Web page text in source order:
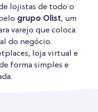
lojistas de todo o
grupo Olist, um
varejo que coloca
do negócio.
loja virtual e
forma simples e